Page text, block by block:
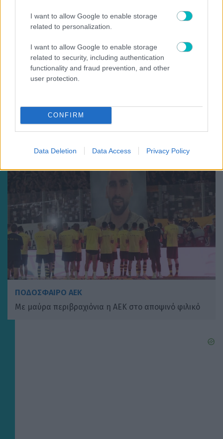
I want to allow Google to enable storage
related to personalization.
I want to allow Google to enable storage
related to security, including authentication
functionality and fraud prevention, and other
user protection.
CONFIRM
Data Deletion Data Access Privacy Policy
Κοινή συνέντευξη Τύπου της ΑΕΚ και του ΟΦΗ
ενόψει του τελικού του Super Cup
ΠΟΔΟΣΦΑΙΡΟ ΑΕΚ
Με μαύρα περιβραχιόνια η ΑΕΚ στο αποψινό φιλικό